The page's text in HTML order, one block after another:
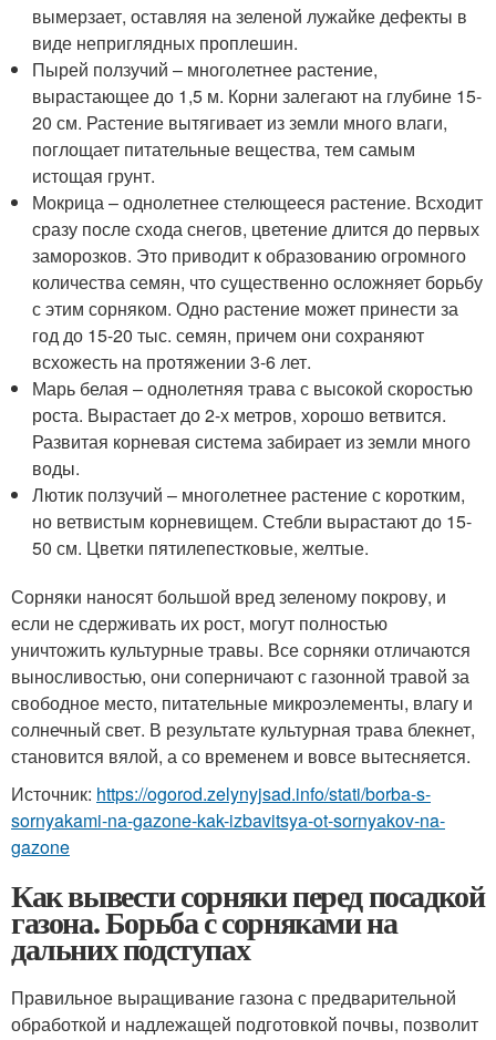
вымерзает, оставляя на зеленой лужайке дефекты в
виде неприглядных проплешин.
Пырей ползучий – многолетнее растение,
вырастающее до 1,5 м. Корни залегают на глубине 15-
20 см. Растение вытягивает из земли много влаги,
поглощает питательные вещества, тем самым
истощая грунт.
Мокрица – однолетнее стелющееся растение. Всходит
сразу после схода снегов, цветение длится до первых
заморозков. Это приводит к образованию огромного
количества семян, что существенно осложняет борьбу
с этим сорняком. Одно растение может принести за
год до 15-20 тыс. семян, причем они сохраняют
всхожесть на протяжении 3-6 лет.
Марь белая – однолетняя трава с высокой скоростью
роста. Вырастает до 2-х метров, хорошо ветвится.
Развитая корневая система забирает из земли много
воды.
Лютик ползучий – многолетнее растение с коротким,
но ветвистым корневищем. Стебли вырастают до 15-
50 см. Цветки пятилепестковые, желтые.
Сорняки наносят большой вред зеленому покрову, и
если не сдерживать их рост, могут полностью
уничтожить культурные травы. Все сорняки отличаются
выносливостью, они соперничают с газонной травой за
свободное место, питательные микроэлементы, влагу и
солнечный свет. В результате культурная трава блекнет,
становится вялой, а со временем и вовсе вытесняется.
Источник: https://ogorod.zelynyjsad.info/stati/borba-s-
sornyakami-na-gazone-kak-izbavitsya-ot-sornyakov-na-
gazone
Как вывести сорняки перед посадкой
газона. Борьба с сорняками на
дальних подступах
Правильное выращивание газона с предварительной
обработкой и надлежащей подготовкой почвы, позволит